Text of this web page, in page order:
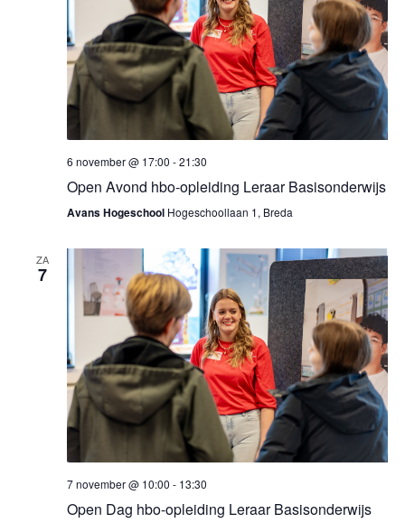
6 november @ 17:00 -21:30
Open Avond hbo-opleiding Leraar Basisonderwijs
Avans Hogeschool Hogeschoollaan 1, Breda
ZA
7
7 november @ 10:00 - 13:30
Open Dag hbo-opleiding Leraar Basisonderwijs